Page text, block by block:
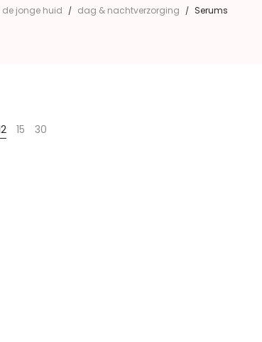
de jonge huid / dag & nachtverzorging / Serums
15 30